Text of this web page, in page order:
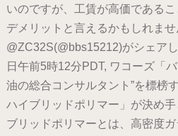
いのですが、工賃が高価である
デメリットと言えるかもしれま
@ZC32S(@bbs15212)がシェア
日午前5時12分PDT, ワコーズ「
油の総合コンサルタント”を標榜
ハイブリッドポリマー」が決め
ブリッドポリマーとは、高密度